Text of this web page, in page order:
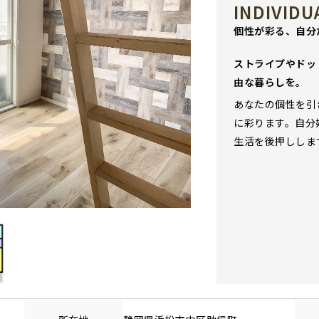
個性が彩る、自
ストライプやド
由な暮らしを。
あなたの個性を
に彩ります。自
生活を後押ししま